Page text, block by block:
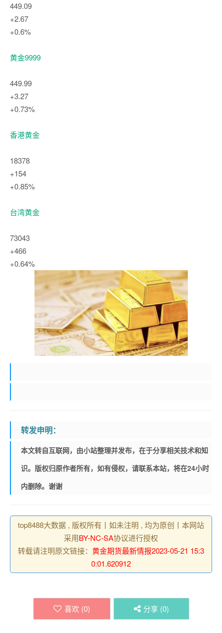
449.09
+2.67
+0.6%
黄金9999
449.99
+3.27
+0.73%
香港黄金
18378
+154
+0.85%
台湾黄金
73043
+466
+0.64%
转发申明：
本文转自互联网，由小站整理并发布，在于分享相关技术和知
识。版权归原作者所有，如有侵权，请联系本站，将在24小时
内删除。谢谢
top8488大数据 , 版权所有丨如未注明 , 均为原创丨本网站
采用BY-NC-SA协议进行授权
转载请注明原文链接： 黄金期货最新情报2023-05-21 15:3
0:01.620912
喜欢 (0) 分享 (0)